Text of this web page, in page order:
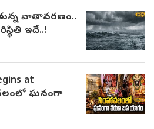
వాతావరణం..
ఇదే..!
at
ఘనంగా